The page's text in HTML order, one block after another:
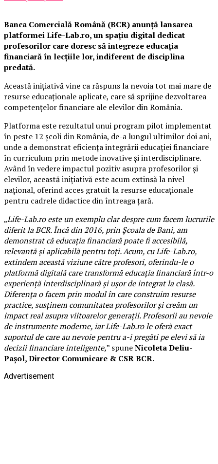
Banca Comercială Română (BCR) anunță lansarea
platformei Life-Lab.ro, un spațiu digital dedicat
profesorilor care doresc să integreze educația
financiară în lecțiile lor, indiferent de disciplina
predată.
Această inițiativă vine ca răspuns la nevoia tot mai mare de
resurse educaționale aplicate, care să sprijine dezvoltarea
competențelor financiare ale elevilor din România.
Platforma este rezultatul unui program pilot implementat
în peste 12 școli din România, de-a lungul ultimilor doi ani,
unde a demonstrat eficiența integrării educației financiare
în curriculum prin metode inovative și interdisciplinare.
Având în vedere impactul pozitiv asupra profesorilor și
elevilor, această inițiativă este acum extinsă la nivel
național, oferind acces gratuit la resurse educaționale
pentru cadrele didactice din întreaga țară.
„Life-Lab.ro este un exemplu clar despre cum facem lucrurile
diferit la BCR. Încă din 2016, prin Școala de Bani, am
demonstrat că educația financiară poate fi accesibilă,
relevantă și aplicabilă pentru toți. Acum, cu Life-Lab.ro,
extindem această viziune către profesori, oferindu-le o
platformă digitală care transformă educația financiară într-o
experiență interdisciplinară și ușor de integrat la clasă.
Diferența o facem prin modul în care construim resurse
practice, susținem comunitatea profesorilor și creăm un
impact real asupra viitoarelor generații. Profesorii au nevoie
de instrumente moderne, iar Life-Lab.ro le oferă exact
suportul de care au nevoie pentru a-i pregăti pe elevi să ia
decizii financiare inteligente,” spuneNicoleta Deliu-
Pașol, Director Comunicare & CSR BCR.
Advertisement